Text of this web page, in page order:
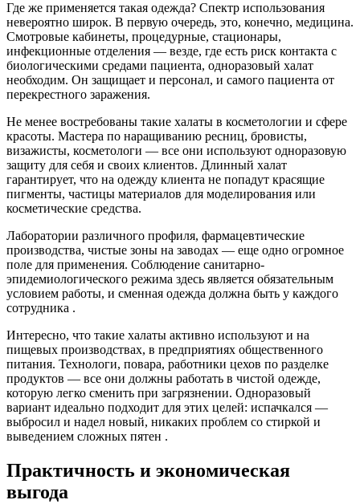
Где же применяется такая одежда? Спектр использования
невероятно широк. В первую очередь, это, конечно, медицина.
Смотровые кабинеты, процедурные, стационары,
инфекционные отделения — везде, где есть риск контакта с
биологическими средами пациента, одноразовый халат
необходим. Он защищает и персонал, и самого пациента от
перекрестного заражения.
Не менее востребованы такие халаты в косметологии и сфере
красоты. Мастера по наращиванию ресниц, бровисты,
визажисты, косметологи — все они используют одноразовую
защиту для себя и своих клиентов. Длинный халат
гарантирует, что на одежду клиента не попадут красящие
пигменты, частицы материалов для моделирования или
косметические средства.
Лаборатории различного профиля, фармацевтические
производства, чистые зоны на заводах — еще одно огромное
поле для применения. Соблюдение санитарно-
эпидемиологического режима здесь является обязательным
условием работы, и сменная одежда должна быть у каждого
сотрудника .
Интересно, что такие халаты активно используют и на
пищевых производствах, в предприятиях общественного
питания. Технологи, повара, работники цехов по разделке
продуктов — все они должны работать в чистой одежде,
которую легко сменить при загрязнении. Одноразовый
вариант идеально подходит для этих целей: испачкался —
выбросил и надел новый, никаких проблем со стиркой и
выведением сложных пятен .
Практичность и экономическая
выгода